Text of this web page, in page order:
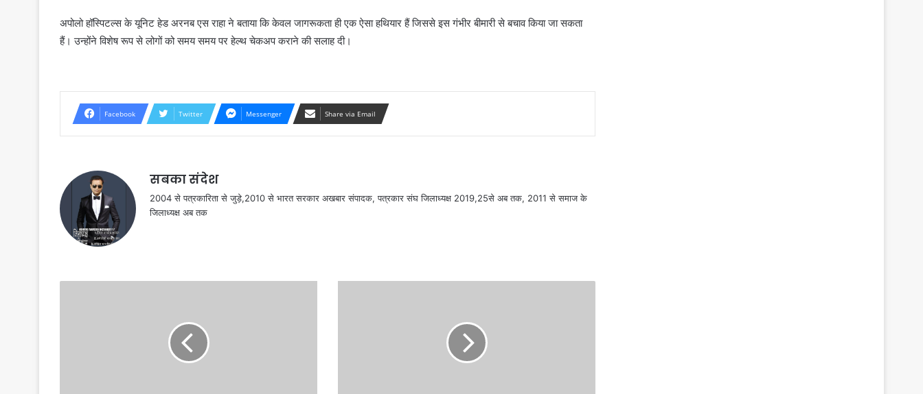
अपोलो हॉस्पिटल्स के यूनिट हेड अरनब एस राहा ने बताया कि केवल जागरूकता ही एक ऐसा हथियार हैं जिससे इस गंभीर बीमारी से बचाव किया जा सकता
हैं। उन्होंने विशेष रूप से लोगों को समय समय पर हेल्थ चेकअप कराने की सलाह दी।
Facebook Twitter Messenger Share via Email
सबका संदेश
2004 से पत्रकारिता से जुड़े,2010 से भारत सरकार अखबार संपादक, पत्रकार संघ जिलाध्यक्ष 2019,25से अब तक, 2011 से समाज के
जिलाध्यक्ष अब तक